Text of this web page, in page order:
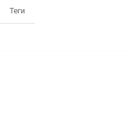
Теги